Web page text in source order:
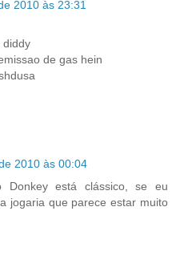
2010 às 23:31
diddy
de gas hein
2010 às 00:04
Donkey está clássico, se eu
jogaria que parece estar muito